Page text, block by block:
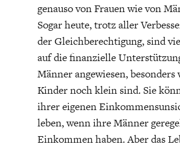
genauso von Frauen wie von
Sogar heute, trotz aller
der Gleichberechtigung, sind
auf die finanzielle
Männer angewiesen,
Kinder noch klein sind. Sie
ihrer eigenen
leben, wenn ihre Männer
Einkommen haben. Aber das